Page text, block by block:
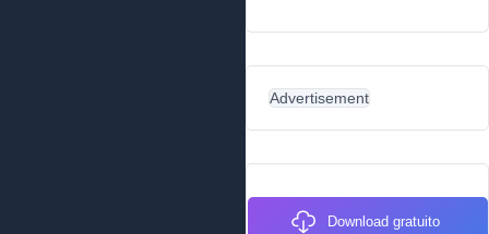
Advertisement
Download gratuito